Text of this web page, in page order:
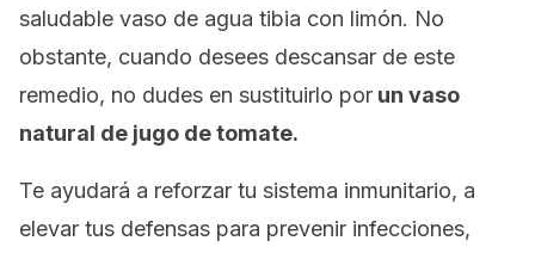
saludable vaso de agua tibia con limón. No
obstante, cuando desees descansar de este
remedio, no dudes en sustituirlo por un vaso
natural de jugo de tomate.
Te ayudará a reforzar tu sistema inmunitario, a
elevar tus defensas para prevenir infecciones,